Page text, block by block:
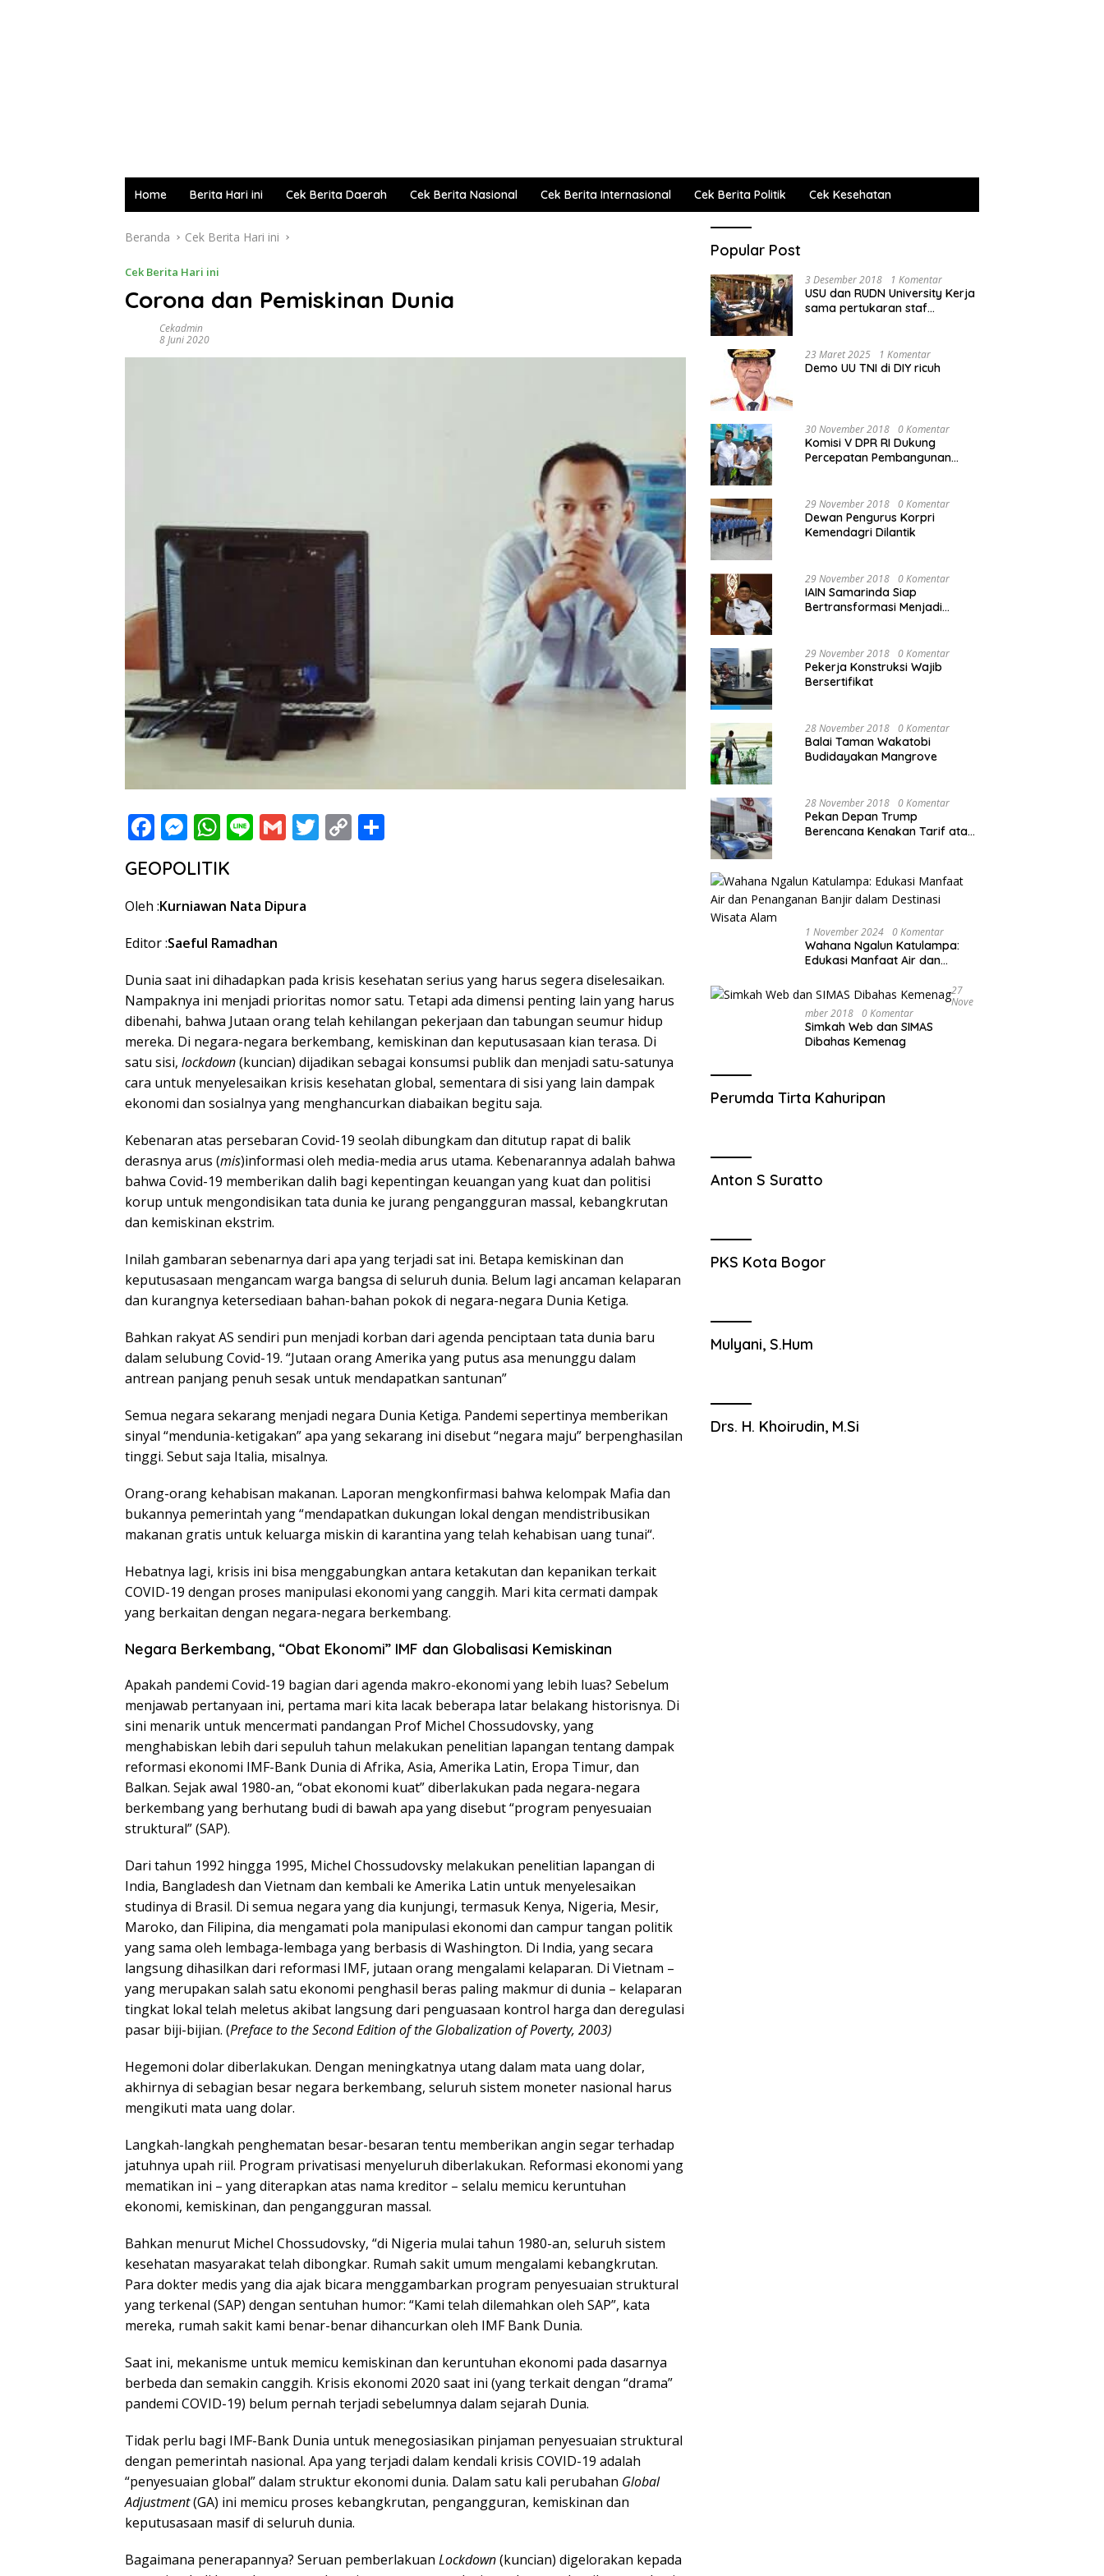
Home Berita Hari ini Cek Berita Daerah Cek Berita Nasional Cek Berita Internasional Cek Berita Politik Cek Kesehatan
Beranda Cek Berita Hari ini
Cek Berita Hari ini
Corona dan Pemiskinan Dunia
Cekadmin
8 Juni 2020
F
ac
e
b
o
o
k
M
e
ss
e
n
g
er
W
h
at
s
A
p
p
Li G
l
T C
k
GEOPOLITIK
Oleh :Kurniawan Nata Dipura
Editor :Saeful Ramadhan
Dunia saat ini dihadapkan pada krisis kesehatan serius yang harus segera diselesaikan.
Nampaknya ini menjadi prioritas nomor satu. Tetapi ada dimensi penting lain yang harus
dibenahi, bahwa Jutaan orang telah kehilangan pekerjaan dan tabungan seumur hidup
mereka. Di negara-negara berkembang, kemiskinan dan keputusasaan kian terasa. Di
satu sisi, lockdown(kuncian) dijadikan sebagai konsumsi publik dan menjadi satu-satunya
cara untuk menyelesaikan krisis kesehatan global, sementara di sisi yang lain dampak
ekonomi dan sosialnya yang menghancurkan diabaikan begitu saja.
Kebenaran atas persebaran Covid-19 seolah dibungkam dan ditutup rapat di balik
derasnya arus (mis)informasi oleh media-media arus utama. Kebenarannya adalah bahwa
bahwa Covid-19 memberikan dalih bagi kepentingan keuangan yang kuat dan politisi
korup untuk mengondisikan tata dunia ke jurang pengangguran massal, kebangkrutan
dan kemiskinan ekstrim.
Inilah gambaran sebenarnya dari apa yang terjadi sat ini. Betapa kemiskinan dan
keputusasaan mengancam warga bangsa di seluruh dunia. Belum lagi ancaman kelaparan
dan kurangnya ketersediaan bahan-bahan pokok di negara-negara Dunia Ketiga.
Bahkan rakyat AS sendiri pun menjadi korban dari agenda penciptaan tata dunia baru
dalam selubung Covid-19. “Jutaan orang Amerika yang putus asa menunggu dalam
antrean panjang penuh sesak untuk mendapatkan santunan”
Semua negara sekarang menjadi negara Dunia Ketiga. Pandemi sepertinya memberikan
sinyal “mendunia-ketigakan” apa yang sekarang ini disebut “negara maju” berpenghasilan
tinggi. Sebut saja Italia, misalnya.
Orang-orang kehabisan makanan. Laporan mengkonfirmasi bahwa kelompak Mafia dan
bukannya pemerintah yang “mendapatkan dukungan lokal dengan mendistribusikan
makanan gratis untuk keluarga miskin di karantina yang telah kehabisan uang tunai“.
Hebatnya lagi, krisis ini bisa menggabungkan antara ketakutan dan kepanikan terkait
COVID-19 dengan proses manipulasi ekonomi yang canggih. Mari kita cermati dampak
yang berkaitan dengan negara-negara berkembang.
Negara Berkembang, “Obat Ekonomi” IMF dan Globalisasi Kemiskinan
Apakah pandemi Covid-19 bagian dari agenda makro-ekonomi yang lebih luas? Sebelum
menjawab pertanyaan ini, pertama mari kita lacak beberapa latar belakang historisnya. Di
sini menarik untuk mencermati pandangan Prof Michel Chossudovsky, yang
menghabiskan lebih dari sepuluh tahun melakukan penelitian lapangan tentang dampak
reformasi ekonomi IMF-Bank Dunia di Afrika, Asia, Amerika Latin, Eropa Timur, dan
Balkan. Sejak awal 1980-an, “obat ekonomi kuat” diberlakukan pada negara-negara
berkembang yang berhutang budi di bawah apa yang disebut “program penyesuaian
struktural” (SAP).
Dari tahun 1992 hingga 1995, Michel Chossudovsky melakukan penelitian lapangan di
India, Bangladesh dan Vietnam dan kembali ke Amerika Latin untuk menyelesaikan
studinya di Brasil. Di semua negara yang dia kunjungi, termasuk Kenya, Nigeria, Mesir,
Maroko, dan Filipina, dia mengamati pola manipulasi ekonomi dan campur tangan politik
yang sama oleh lembaga-lembaga yang berbasis di Washington. Di India, yang secara
langsung dihasilkan dari reformasi IMF, jutaan orang mengalami kelaparan. Di Vietnam –
yang merupakan salah satu ekonomi penghasil beras paling makmur di dunia – kelaparan
tingkat lokal telah meletus akibat langsung dari penguasaan kontrol harga dan deregulasi
pasar biji-bijian. (Preface to the Second Edition of the Globalization of Poverty, 2003)
Hegemoni dolar diberlakukan. Dengan meningkatnya utang dalam mata uang dolar,
akhirnya di sebagian besar negara berkembang, seluruh sistem moneter nasional harus
mengikuti mata uang dolar.
Langkah-langkah penghematan besar-besaran tentu memberikan angin segar terhadap
jatuhnya upah riil. Program privatisasi menyeluruh diberlakukan. Reformasi ekonomi yang
mematikan ini – yang diterapkan atas nama kreditor – selalu memicu keruntuhan
ekonomi, kemiskinan, dan pengangguran massal.
Bahkan menurut Michel Chossudovsky, “di Nigeria mulai tahun 1980-an, seluruh sistem
kesehatan masyarakat telah dibongkar. Rumah sakit umum mengalami kebangkrutan.
Para dokter medis yang dia ajak bicara menggambarkan program penyesuaian struktural
yang terkenal (SAP) dengan sentuhan humor: “Kami telah dilemahkan oleh SAP”, kata
mereka, rumah sakit kami benar-benar dihancurkan oleh IMF Bank Dunia.
Saat ini, mekanisme untuk memicu kemiskinan dan keruntuhan ekonomi pada dasarnya
berbeda dan semakin canggih. Krisis ekonomi 2020 saat ini (yang terkait dengan “drama”
pandemi COVID-19) belum pernah terjadi sebelumnya dalam sejarah Dunia.
Tidak perlu bagi IMF-Bank Dunia untuk menegosiasikan pinjaman penyesuaian struktural
dengan pemerintah nasional. Apa yang terjadi dalam kendali krisis COVID-19 adalah
“penyesuaian global” dalam struktur ekonomi dunia. Dalam satu kali perubahan Global
Adjustment(GA) ini memicu proses kebangkrutan, pengangguran, kemiskinan dan
keputusasaan masif di seluruh dunia.
Bagaimana penerapannya? Seruan pemberlakuan Lockdown(kuncian) digelorakan kepada
Popular Post
3 Desember 2018 1 Komentar
USU dan RUDN University Kerja
sama pertukaran staf
23 Maret 2025 1 Komentar
Demo UU TNI di DIY ricuh
30 November 2018 0 Komentar
Komisi V DPR RI Dukung
Percepatan Pembangunan
29 November 2018 0 Komentar
Dewan Pengurus Korpri
Kemendagri Dilantik
29 November 2018 0 Komentar
IAIN Samarinda Siap
Bertransformasi Menjadi
29 November 2018 0 Komentar
Pekerja Konstruksi Wajib
Bersertifikat
28 November 2018 0 Komentar
Balai Taman Wakatobi
Budidayakan Mangrove
28 November 2018 0 Komentar
Pekan Depan Trump
Berencana Kenakan Tarif atas
1 November 2024 0 Komentar
Wahana Ngalun Katulampa:
Edukasi Manfaat Air dan
Destinasi Wisata Alam
27
Nove
Mber 2018
0 Komentar
Simkah Web dan SIMAS
Dibahas Kemenag
Perumda Tirta Kahuripan
Anton S Suratto
PKS Kota Bogor
Mulyani, S.Hum
Drs. H. Khoirudin, M.Si